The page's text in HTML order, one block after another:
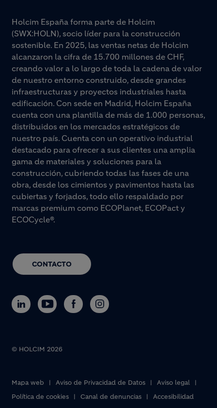
CONTACTO
Holcim España forma parte de Holcim
(SWX:HOLN), socio líder para la construcción
sostenible. En 2025, las ventas netas de Holcim
alcanzaron la cifra de 15.700 millones de CHF,
creando valor a lo largo de toda la cadena de valor
de nuestro entorno construido, desde grandes
infraestructuras y proyectos industriales hasta
edificación. Con sede en Madrid, Holcim España
cuenta con una plantilla de más de 1.000 personas,
distribuidos en los mercados estratégicos de
nuestro país. Cuenta con un operativo industrial
destacado para ofrecer a sus clientes una amplia
gama de materiales y soluciones para la
construcción, cubriendo todas las fases de una
obra, desde los cimientos y pavimentos hasta las
cubiertas y forjados, todo ello respaldado por
marcas premium como ECOPlanet, ECOPact y
ECOCycle®.
Footer bottom
© HOLCIM 2026
Mapa web Aviso de Privacidad de Datos
Aviso legal
Política de cookies
Canal de denuncias Accesibilidad